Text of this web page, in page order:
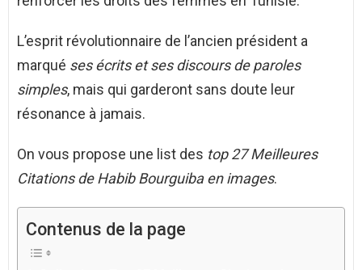
L’esprit révolutionnaire de l’ancien président a
marqué ses écrits et ses discours de paroles
simples, mais qui garderont sans doute leur
résonance à jamais.
On vous propose une list des top 27 Meilleures
Citations de Habib Bourguiba en images.
Contenus de la page